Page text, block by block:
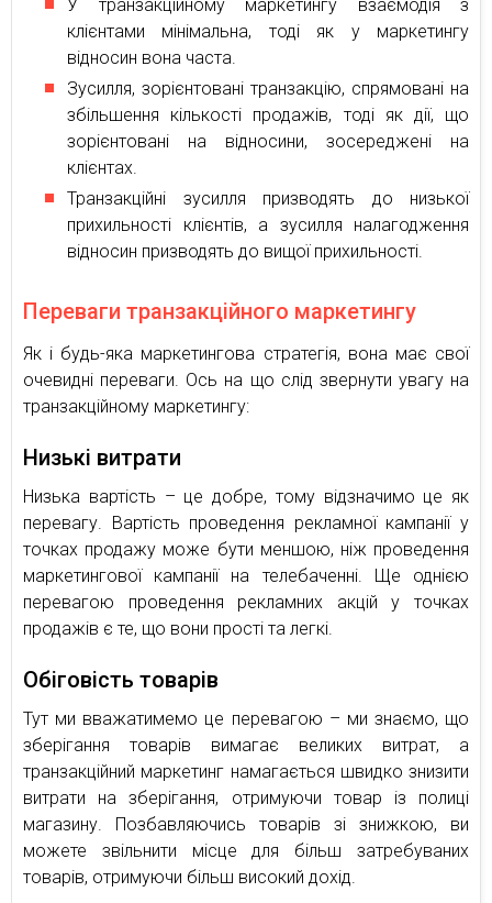
У транзакційному маркетингу взаємодія з
клієнтами мінімальна, тоді як у маркетингу
відносин вона часта.
Зусилля, зорієнтовані транзакцію, спрямовані на
збільшення кількості продажів, тоді як дії, що
зорієнтовані на відносини, зосереджені на
клієнтах.
Транзакційні зусилля призводять до низької
прихильності клієнтів, а зусилля налагодження
відносин призводять до вищої прихильності.
Переваги транзакційного маркетингу
Як і будь-яка маркетингова стратегія, вона має свої
очевидні переваги. Ось на що слід звернути увагу на
транзакційному маркетингу:
Низькі витрати
Низька вартість – це добре, тому відзначимо це як
перевагу. Вартість проведення рекламної кампанії у
точках продажу може бути меншою, ніж проведення
маркетингової кампанії на телебаченні. Ще однією
перевагою проведення рекламних акцій у точках
продажів є те, що вони прості та легкі.
Обіговість товарів
Тут ми вважатимемо це перевагою – ми знаємо, що
зберігання товарів вимагає великих витрат, а
транзакційний маркетинг намагається швидко знизити
витрати на зберігання, отримуючи товар із полиці
магазину. Позбавляючись товарів зі знижкою, ви
можете звільнити місце для більш затребуваних
товарів, отримуючи більш високий дохід.